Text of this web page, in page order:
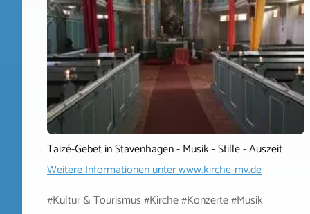
Taizé-Gebet in Stavenhagen - Musik - Stille - Auszeit
Weitere Informationen unterwww.kirche-mv.de
#Kultur & Tourismus #Kirche #Konzerte #Musik